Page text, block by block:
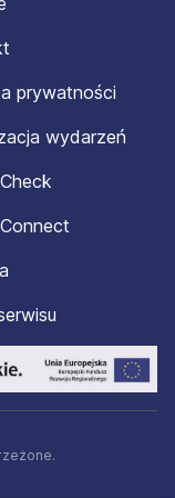
adres agencji
nr tel.
i
(KRAZ 7822).
prywatności
wydarzeń